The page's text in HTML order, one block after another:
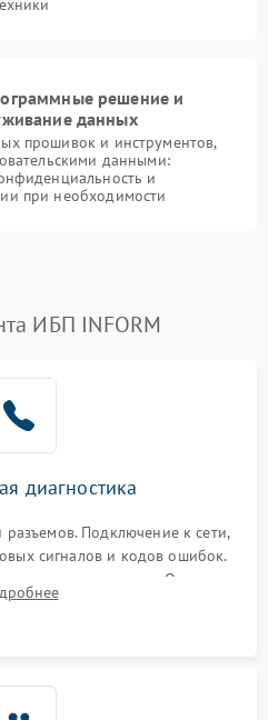
решение и
данных
прошивок и инструментов,
данными:
и
при необходимости
ИБП INFORM
диагностика
Подключение к сети,
сигналов и кодов ошибок.
напряжения. Оценка
основного питания без